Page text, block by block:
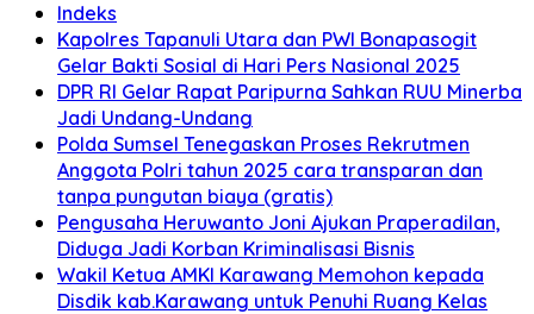
Indeks
Kapolres Tapanuli Utara dan PWI Bonapasogit
Gelar Bakti Sosial di Hari Pers Nasional 2025
DPR RI Gelar Rapat Paripurna Sahkan RUU Minerba
Jadi Undang-Undang
Polda Sumsel Tenegaskan Proses Rekrutmen
Anggota Polri tahun 2025 cara transparan dan
tanpa pungutan biaya (gratis)
Pengusaha Heruwanto Joni Ajukan Praperadilan,
Diduga Jadi Korban Kriminalisasi Bisnis
Wakil Ketua AMKI Karawang Memohon kepada
Disdik kab.Karawang untuk Penuhi Ruang Kelas